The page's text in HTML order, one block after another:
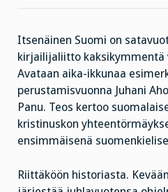
Itsenäinen Suomi on
kirjailijaliitto kaksikymmentä
Avataan aika-ikkunaa
perustamisvuonna Juhani
Panu. Teos kertoo
kristinuskon
ensimmäisenä
Riittäköön historiasta.